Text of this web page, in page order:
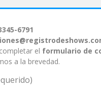
6791
el formulario de
a la brevedad.